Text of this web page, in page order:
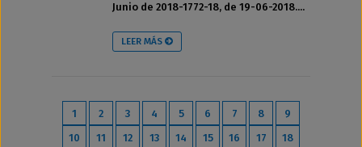
Junio de 2018-1772-18, de 19-06-2018....
LEER MÁS
1 2 3 4 5 6 7 8
9
10
11 12 13 14 15 16 17
18